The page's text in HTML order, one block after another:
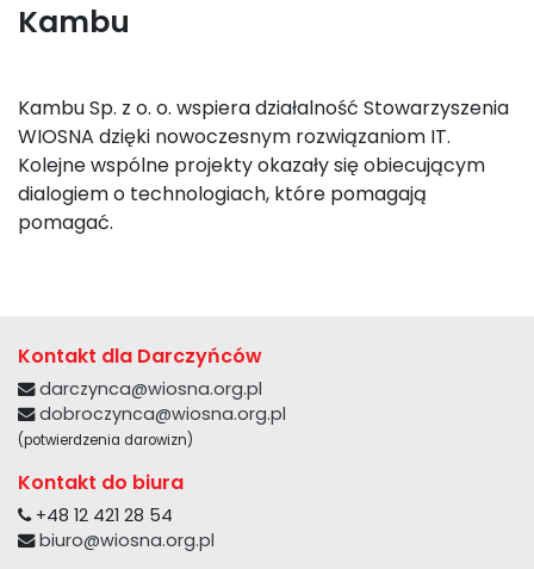
Kambu
Kambu Sp. z o. o. wspiera działalność Stowarzyszenia
WIOSNA dzięki nowoczesnym rozwiązaniom IT.
Kolejne wspólne projekty okazały się obiecującym
dialogiem o technologiach, które pomagają
pomagać.
Kontakt dla Darczyńców
darczynca@wiosna.org.pl
dobroczynca@wiosna.org.pl
(potwierdzenia darowizn)
Kontakt do biura
+48 12 421 28 54
biuro@wiosna.org.pl